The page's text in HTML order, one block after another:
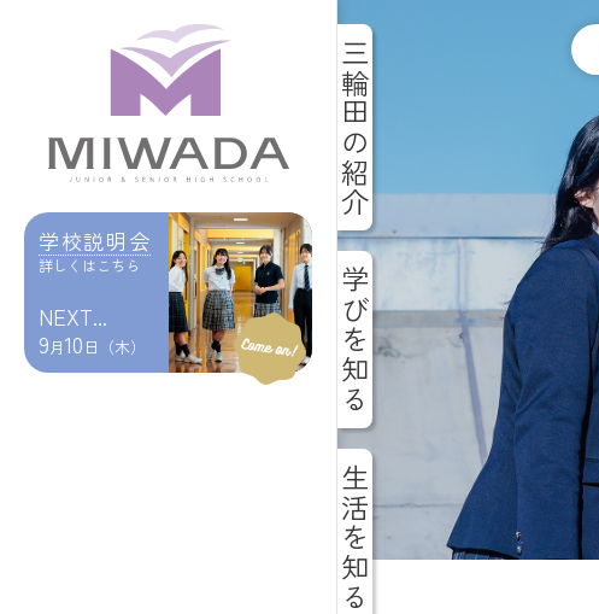
三輪田の紹介
学びを知る
生活を知る
学校説明会
詳しくはこちら
NEXT...
9月10 日（木）